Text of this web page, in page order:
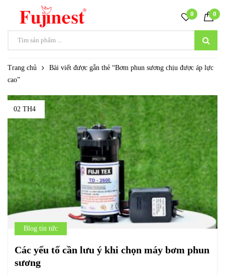
0 0
Trang chủ
Bài viết được gắn thẻ “Bơm phun sương chịu được áp lực
cao”
02 TH4
Blog tin tức
Các yếu tố cần lưu ý khi chọn máy bơm phun
sương